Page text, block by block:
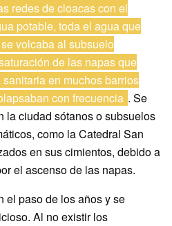
redes de cloacas con el
potable, toda el agua que
volcaba al subsuelo
de las napas que
en muchos barrios
con frecuencia . Se
la ciudad sótanos o subsuelos
como la Catedral San
en sus cimientos, debido a
el ascenso de las napas.
el paso de los años y se
Al no existir los